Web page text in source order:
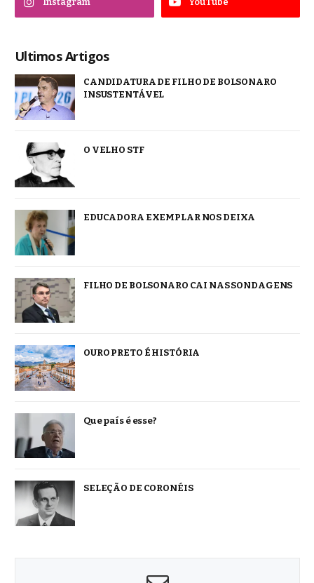
Ultimos Artigos
CANDIDATURA DE FILHO DE BOLSONARO
INSUSTENTÁVEL
O VELHO STF
EDUCADORA EXEMPLAR NOS DEIXA
FILHO DE BOLSONARO CAI NAS SONDAGENS
OURO PRETO É HISTÓRIA
Que país é esse?
SELEÇÃO DE CORONÉIS